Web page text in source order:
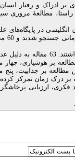
ادراک و رفتار
راستا، مطالعۀ مروری
در پایگاه‌های
بدون
ابتدا 312 مقاله از پایگاه‌های اطلاعاتی مختلف شناسایی شدند که 123
سه مطالعه بر هوشیاری،
بر جذابیت، پنج
درک زمان تمرکز کرده
فکری، ارزیابی